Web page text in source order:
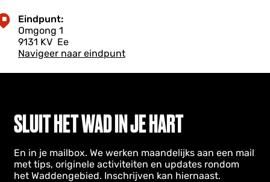
Eindpunt:
Omgong 1
9131 KV Ee
Navigeer naar eindpunt
SLUIT HET WAD IN JE HART
En in je mailbox. We werken maandelijks aan een mail
met tips, originele activiteiten en updates rondom
het Waddengebied. Inschrijven kan hiernaast.